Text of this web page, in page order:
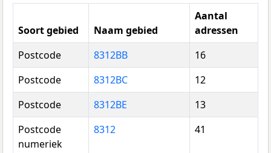
Soort gebied Naam gebied
Aantal
adressen
Postcode
8312BB
16
Postcode
8312BC
12
Postcode
8312BE
13
Postcode
numeriek
8312 41